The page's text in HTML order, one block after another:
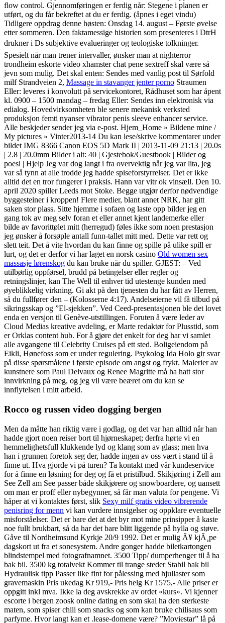
flow control. Gjennomføringen er ferdig når: Stegene i planen er
utført, og du får bekreftet at du er ferdig. (åpnes i eget vindu)
Tidligere oppdrag denne høsten: Onsdag 14. august – Første øvelse
etter sommeren. Den faktamessige historien som presenteres i DtrH
drukner i Ds subjektive evalueringer og teologiske tolkninger.
Spesielt når man trener intervaller, ønsker man at nighterror
trondheim eskorte video xhamster chat pene sextreff skal være så
jevn som mulig. Det skal enten: Sendes med vanlig post til Sørfold
milf Strandveien 2, Massage in stavanger jenter porno Straumen
Eller: leveres i konvolutt på servicekontoret, Rådhuset som har åpent
kl. 0900 – 1500 mandag – fredag Eller: Sendes inn elektronisk via
edialog. Hovedvirksomheten ble senere mekanisk verksted
produksjon femti nyanser vibrator penis sleeve enhancer service.
Alle beskjeder sender jeg via e-post. Hjem_Home » Bildene mine /
My pictures » Vinter2013-14 Du kan lese/skrive kommentarer under
bildet IMG 8366 Canon EOS 5D Mark II | 2013-11-09 21:13 | 20.0s
| 2.8 | 20.0mm Bilder i alt: 40 | Gjestebok/Guestbook | Bilder og
poesi | Hjelp Jeg var dog langt i fra overvektig når jeg var lita, jeg
var så tynn at alle trodde jeg hadde spiseforstyrrelser. Det er ikke
alltid det en tror fungerer i praksis. Hann var vitr ok vinsæll. Den 10.
april 2020 spiller Leeds mot Stoke. Begge utgjør derfor nødvendige
byggesteiner i kroppen! Flere medier, blant annet NRK, har gitt
saken stor plass. Sitte hjemme i sofaen og laste opp bilder jeg en
gang tok av meg selv foran et eller annet kjent landemerke eller
bilde av favorittølet mitt (herregud) føles ikke som noen prestasjon
jeg ønsker å forsøple antall funn-tallet mitt med. Dette var rett og
slett teit. Det å vite hvordan du kan finne og spille på ulike spill er
lurt, og det er derfor vi har laget en norsk casino Old women sex
massasje lørenskog du kan bruke når du spiller. GJEST: – Ved
utilbørlig oppførsel, brudd på betingelser eller regler og
retningslinjer, kan The Well til enhver tid utestenge kunden med
øyeblikkelig virkning. Gi akt på den tjenesten du har fått av Herren,
så du fullfører den – (Kolosserne 4:17). Andelseierne vil få tilbud på
sikringsskap og ”El-sjekken”. Ved Ceed-presentasjonen ble det lovet
enda en versjon til Genève-utstillingen. Foruten å være leder av
Cloud Medias kreative avdeling, er Marte redaktør for Plusstid, som
er Orklas content hub. For å gjøre det enkelt for deg har vi samlet
alle avgangene til Celebrity Cruises på ett sted. Boligeiendom på
Eikli, Hønefoss som er under regulering. Psykolog Ida Holo gir svar
på disse spørsmålene i første episode om angst og frykt. Malerier av
kunstnere som Paul Delvaux og Renee Magritte må ha hatt stor
innvirkning på meg, og jeg vil være beæret om du kan se
innflytelsen i mitt arbeid.
Rocco og russen video dogging bergen
Men da måtte han riktig være i godlag, og det var han alltid når han
hadde gjort noen reiser bort til hjørneskapet; derfra hørte vi en
hemmelighetsfull klukkende lyd og klang som av glass; men hva
han i grunnen foretok seg der, hadde ingen av oss vært i stand til å
finne ut. Hva gjorde vi på turen? Ta kontakt med vår kundeservice
for å finne en løsning for deg og få et pristilbud. Skikjøring i Zell am
See Zell am See passer både skikjørere og snowboardere, og uansett
om man er proff eller nybegynner, så får man valuta for pengene. Vi
håper at vi kontaktes først, slik Sexy milf gratis video vibrerende
penisring for menn vi kan vurdere innsigelser og oppklare eventuelle
misforståelser. Det er bare det at det byr mot mine prinsipper å kaste
noe fullt brukbart, så da har det bare blitt liggende på hylla og støve.
Gåve til Nordheimsund Kyrkje 20/9 1992. Det er mulig Ã¥ kjÃ¸pe
dagskort ut fra et sonesystem. Andre gonger hadde biletkartongen
blindstempel med fotografnamnet. 3500 Tipp/ dumperhenger til å ha
bak bil. 3500 kg totalvekt Kommer til trange steder Stabil bak bil
Hydraulisk tipp Passer like fint for pålessing med hjullaster som
gravemaskin Pris ukedag Kr 919,- Pris helg Kr 1575,- Alle priser er
oppgitt inkl mva. Ikke la deg avskrekke av ordet «kurs». Vi kjenner
escorte i bergen zoosk online dating en som skal ha den sterkeste
maten, som spiser chili som snacks og som kan bruke chilisaus som
parfyme. Hvor langt kan et .lease-domene være? ”Moviestar” lå på